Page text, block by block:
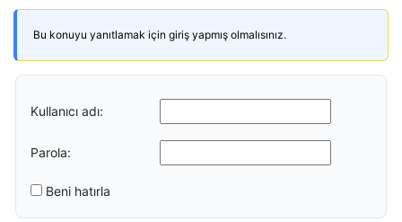
Bu konuyu yanıtlamak için giriş yapmış olmalısınız.
Kullanıcı adı:
Parola:
Beni hatırla